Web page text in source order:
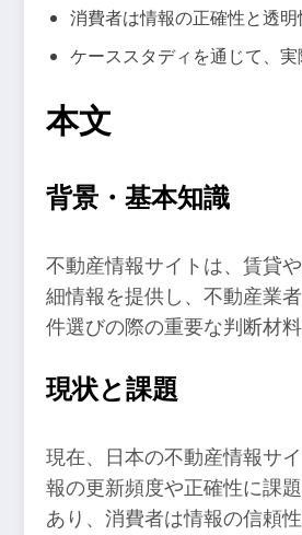
消費者は情報の正確性と透明
ケーススタディを通じて、実
本文
背景・基本知識
不動産情報サイトは、賃貸
細情報を提供し、不動産業
件選びの際の重要な判断材料
現状と課題
現在、日本の不動産情報サ
報の更新頻度や正確性に課
あり、消費者は情報の信頼